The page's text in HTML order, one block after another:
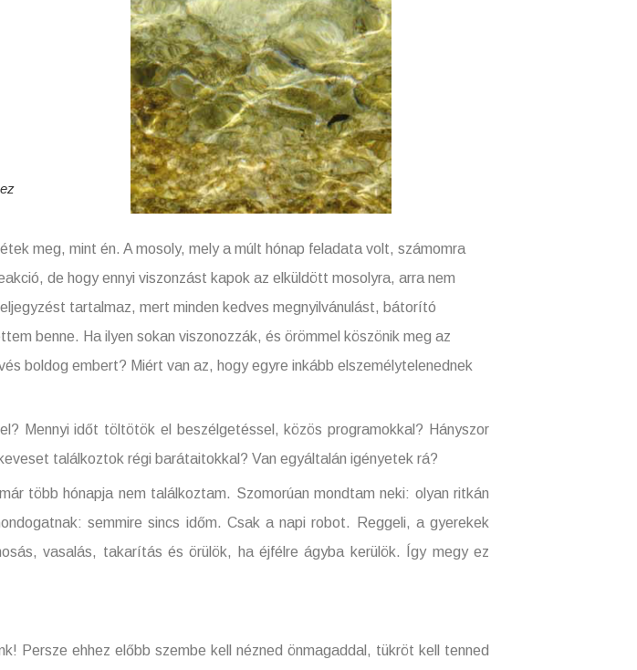
mint én. A mosoly, mely a múlt hónap feladata volt, számomra
de hogy ennyi viszonzást kapok az elküldött mosolyra, arra nem
tartalmaz, mert minden kedves megnyilvánulást, bátorító
benne. Ha ilyen sokan viszonozzák, és örömmel köszönik meg az
boldog embert? Miért van az, hogy egyre inkább elszemélytelenednek
időt töltötök el beszélgetéssel, közös programokkal? Hányszor
találkoztok régi barátaitokkal? Van egyáltalán igényetek rá?
hónapja nem találkoztam. Szomorúan mondtam neki: olyan ritkán
semmire sincs időm. Csak a napi robot. Reggeli, a gyerekek
vasalás, takarítás és örülök, ha éjfélre ágyba kerülök. Így megy ez
ehhez előbb szembe kell nézned önmagaddal, tükröt kell tenned